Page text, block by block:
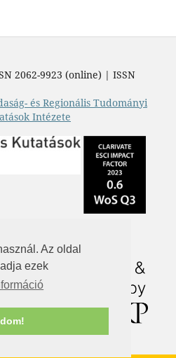
Az oldal
ezek
2062-9923 (online) | ISSN
és Regionális Tudományi
Intézete